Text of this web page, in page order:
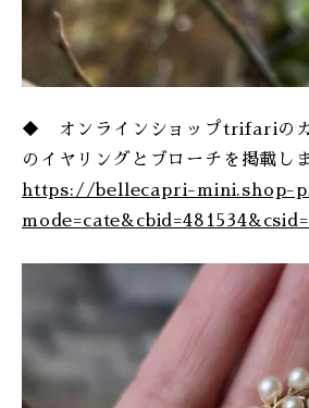
◆ オンラインショップtrifariのカ
のイヤリングとブローチを掲載し
https://bellecapri-mini.shop-